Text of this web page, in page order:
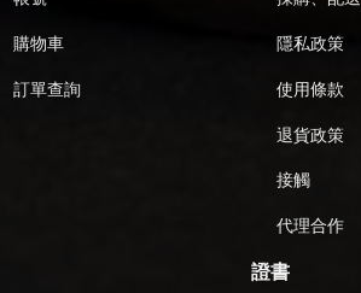
購物車
訂單查詢
隱私政策
使用條款
退貨政策
接觸
代理合作
證書